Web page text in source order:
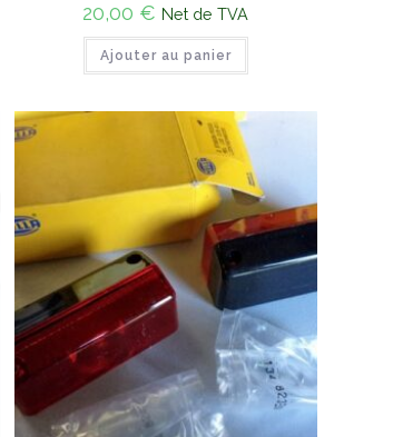
20,00 € Net de TVA
Ajouter au panier